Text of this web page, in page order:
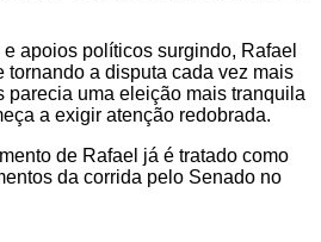
apoios políticos surgindo, Rafael
tornando a disputa cada vez mais
parecia uma eleição mais tranquila
a exigir atenção redobrada.
de Rafael já é tratado como
da corrida pelo Senado no